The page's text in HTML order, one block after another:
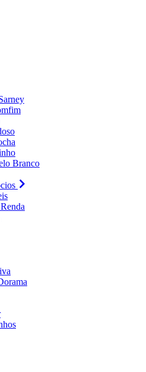
Branco